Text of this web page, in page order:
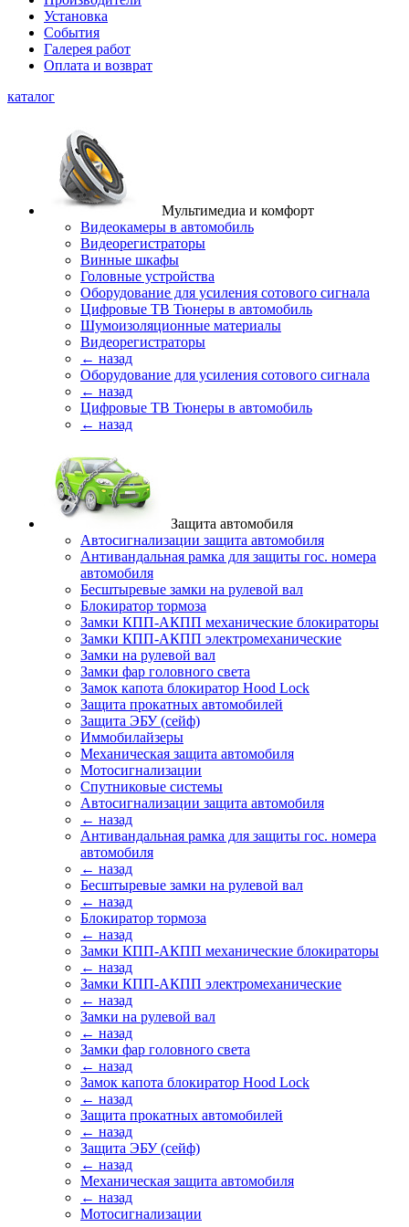
Установка
События
Галерея работ
Оплата и возврат
каталог
Мультимедиа и комфорт
Видеокамеры в автомобиль
Видеорегистраторы
Винные шкафы
Головные устройства
Оборудование для усиления сотового сигнала
Цифровые ТВ Тюнеры в автомобиль
Шумоизоляционные материалы
Видеорегистраторы
← назад
Оборудование для усиления сотового сигнала
← назад
Цифровые ТВ Тюнеры в автомобиль
← назад
Защита автомобиля
Автосигнализации защита автомобиля
Антивандальная рамка для защиты гос. номера
автомобиля
Бесштыревые замки на рулевой вал
Блокиратор тормоза
Замки КПП-АКПП механические блокираторы
Замки КПП-АКПП электромеханические
Замки на рулевой вал
Замки фар головного света
Замок капота блокиратор Hood Lock
Защита прокатных автомобилей
Защита ЭБУ (сейф)
Иммобилайзеры
Механическая защита автомобиля
Мотосигнализации
Спутниковые системы
Автосигнализации защита автомобиля
← назад
Антивандальная рамка для защиты гос. номера
автомобиля
← назад
Бесштыревые замки на рулевой вал
← назад
Блокиратор тормоза
← назад
Замки КПП-АКПП механические блокираторы
← назад
Замки КПП-АКПП электромеханические
← назад
Замки на рулевой вал
← назад
Замки фар головного света
← назад
Замок капота блокиратор Hood Lock
← назад
Защита прокатных автомобилей
← назад
Защита ЭБУ (сейф)
← назад
Механическая защита автомобиля
← назад
Мотосигнализации